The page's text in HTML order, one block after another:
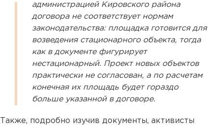
администрацией Кировского района
договора не соответствует нормам
законодательства: площадка готовится для
возведения стационарного объекта, тогда
как в документе фигурирует
нестационарный. Проект новых объектов
практически не согласован, а по расчетам
конечная их площадь будет гораздо
больше указанной в договоре.
Также, подробно изучив документы, активисты